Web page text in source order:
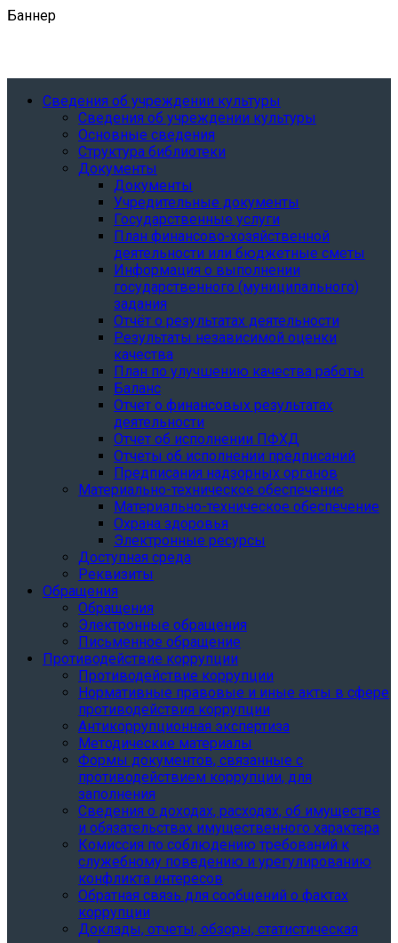
Баннер
Сведения об учреждении культуры
Сведения об учреждении культуры
Основные сведения
Структура библиотеки
Документы
Документы
Учредительные документы
Государственные услуги
План финансово-хозяйственной
деятельности или бюджетные сметы
Информация о выполнении
государственного (муниципального)
задания
Отчёт о результатах деятельности
Результаты независимой оценки
качества
План по улучшению качества работы
Баланс
Отчет о финансовых результатах
деятельности
Отчет об исполнении ПФХД
Отчеты об исполнении предписаний
Предписания надзорных органов
Материально-техническое обеспечение
Материально-техническое обеспечение
Охрана здоровья
Электронные ресурсы
Доступная среда
Реквизиты
Обращения
Обращения
Электронные обращения
Письменное обращение
Противодействие коррупции
Противодействие коррупции
Нормативные правовые и иные акты в сфере
противодействия коррупции
Антикоррупционная экспертиза
Методические материалы
Формы документов, связанные с
противодействием коррупции, для
заполнения
Сведения о доходах, расходах, об имуществе
и обязательствах имущественного характера
Комиссия по соблюдению требований к
служебному поведению и урегулированию
конфликта интересов
Обратная связь для сообщений о фактах
коррупции
Доклады, отчеты, обзоры, статистическая